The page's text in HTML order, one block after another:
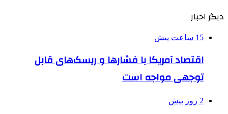
دیگر اخبار
15 ساعت پیش
اقتصاد آمریکا با فشارها و ریسک‌های قابل
توجهی مواجه است
2 روز پیش